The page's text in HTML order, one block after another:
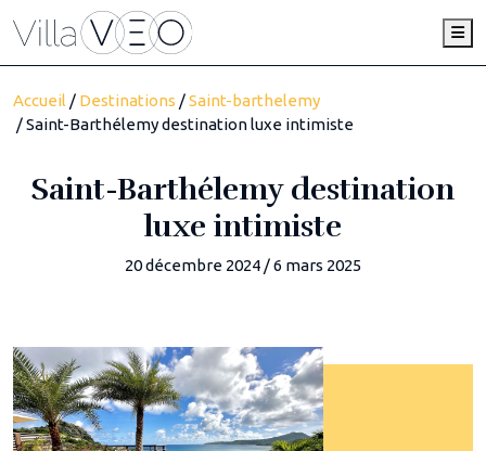
Accueil / Destinations /Saint-barthelemy
/ Saint-Barthélemy destination luxe intimiste
Saint-Barthélemy destination
luxe intimiste
20 décembre 2024 /6 mars 2025